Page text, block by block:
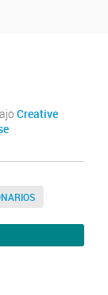
Creative